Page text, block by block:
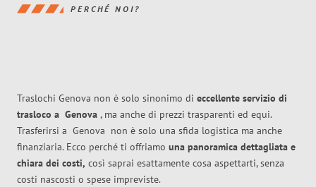
PERCHÉ NOI?
Traslochi Genova non è solo sinonimo di eccellente servizio di
trasloco a Genova , ma anche di prezzi trasparenti ed equi.
Trasferirsi a Genova non è solo una sfida logistica ma anche
finanziaria. Ecco perché ti offriamo una panoramica dettagliata e
chiara dei costi, così saprai esattamente cosa aspettarti, senza
costi nascosti o spese impreviste.